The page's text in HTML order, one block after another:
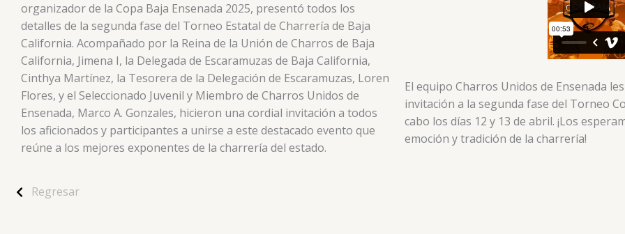
organizador de la Copa Baja Ensenada 2025, presentó todos los
detalles de la segunda fase del Torneo Estatal de Charrería de Baja
California. Acompañado por la Reina de la Unión de Charros de Baja
California, Jimena I, la Delegada de Escaramuzas de Baja California,
Cinthya Martínez, la Tesorera de la Delegación de Escaramuzas, Loren
Flores, y el Seleccionado Juvenil y Miembro de Charros Unidos de
Ensenada, Marco A. Gonzales, hicieron una cordial invitación a todos
los aficionados y participantes a unirse a este destacado evento que
reúne a los mejores exponentes de la charrería del estado.
El equipo Charros Unidos de Ensenada
invitación a la segunda fase del Torneo
cabo los días 12 y 13 de abril. ¡Los
emoción y tradición de la charrería!
Regresar